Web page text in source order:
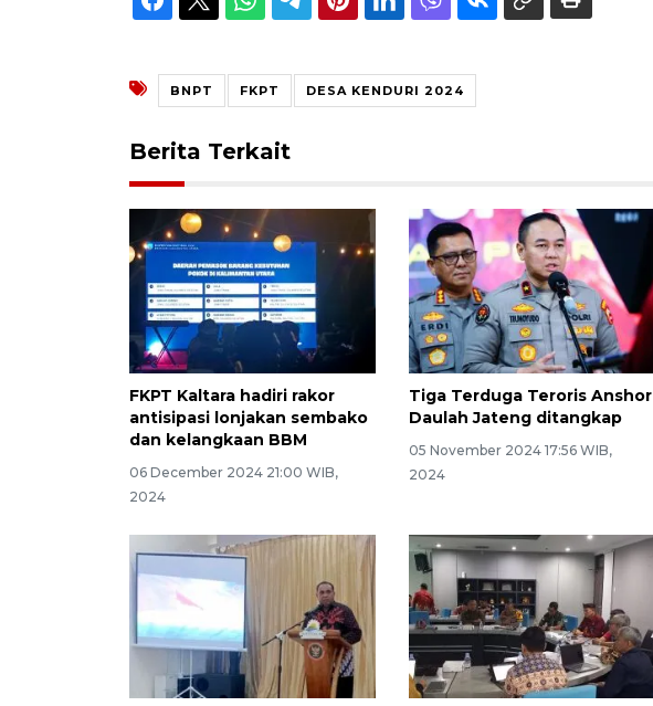
BNPT FKPT DESA KENDURI 2024
Berita Terkait
FKPT Kaltara hadiri rakor
antisipasi lonjakan sembako
dan kelangkaan BBM
06 December 2024 21:00 WIB,
2024
Tiga Terduga Teroris Anshor
Daulah Jateng ditangkap
05 November 2024 17:56 WIB,
2024